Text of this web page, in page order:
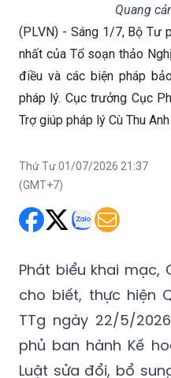
Quang
(PLVN) - Sáng 1/7, Bộ Tư
nhất của Tổ soạn thảo
điều và các biện pháp
pháp lý. Cục trưởng Cục
Trợ giúp pháp lý Cù Thu
Thứ Tư 01/07/2026 21:37
(GMT+7)
Phát biểu khai mạc,
cho biết, thực hiện
TTg ngày 22/5/
phủ ban hành Kế
Luật sửa đổi, bổ